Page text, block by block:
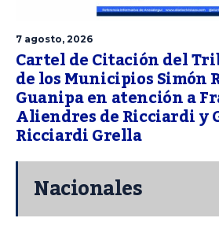
7 agosto, 2026
Cartel de Citación del
de los Municipios Simón
Guanipa en atención a
Aliendres de Ricciardi y
Ricciardi Grella
Nacionales